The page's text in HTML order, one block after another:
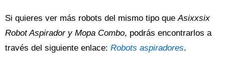
Si quieres ver más robots del mismo tipo queAsixxsix
Robot Aspirador y Mopa Combo, podrás encontrarlos a
través del siguiente enlace: Robots aspiradores.